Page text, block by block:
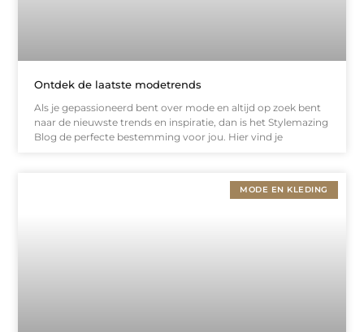
Ontdek de laatste modetrends
Als je gepassioneerd bent over mode en altijd op zoek bent
naar de nieuwste trends en inspiratie, dan is het Stylemazing
Blog de perfecte bestemming voor jou. Hier vind je
MODE EN KLEDING